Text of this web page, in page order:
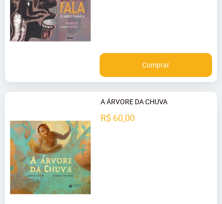
Comprar
A ÁRVORE DA CHUVA
R$ 60,00